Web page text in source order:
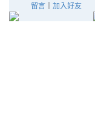
留言｜ 加入好友